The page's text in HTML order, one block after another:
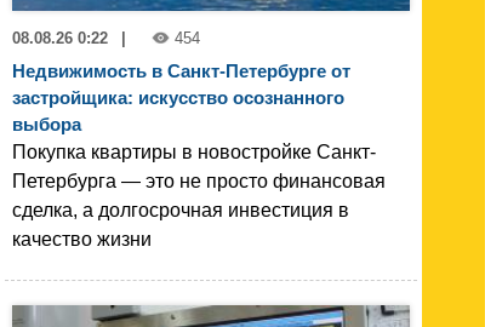
08.08.26 0:22 454
Недвижимость в Санкт-Петербурге от
застройщика: искусство осознанного
выбора
Покупка квартиры в новостройке Санкт-
Петербурга — это не просто финансовая
сделка, а долгосрочная инвестиция в
качество жизни